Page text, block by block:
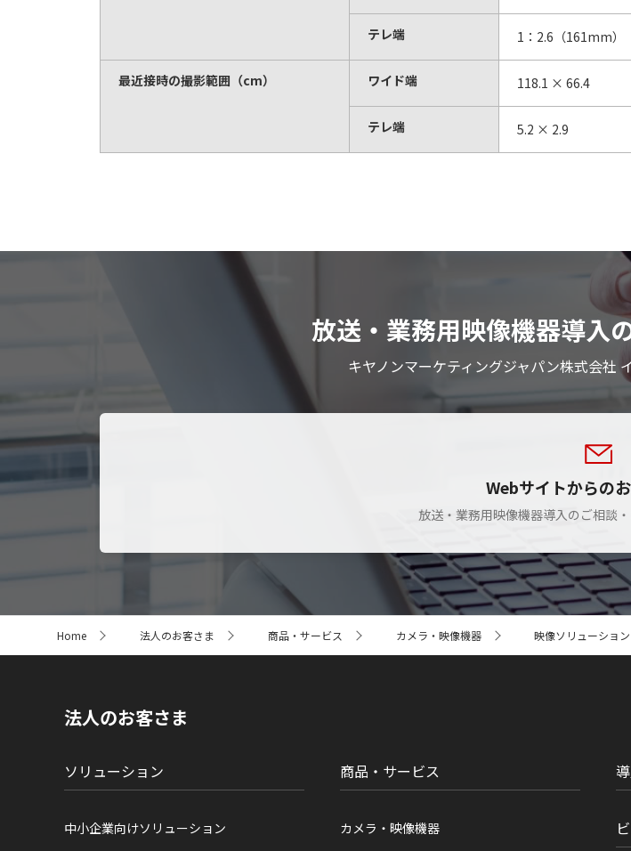
テレ端 1：2.6（161mm）
最近接時の撮影範囲（cm） ワイド端 118.1 × 66.4
テレ端 5.2 × 2.9
放送・業務用映像機器導入
キヤノンマーケティングジャパン株式会社
Webサイトからの
放送・業務用映像機器導入のご相談
ト
Home 法人のお客さま 商品・サービス カメラ・映像機器 映像ソリューショ
法人のお客さま
ソリューション
中小企業向けソリューション
商品・サービス
カメラ・映像機器